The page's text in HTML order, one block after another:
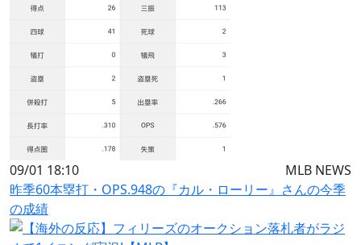
09/01 18:10
MLB NEWS
昨季60本塁打・OPS.948の『カル・ローリー』さんの今季
の成績